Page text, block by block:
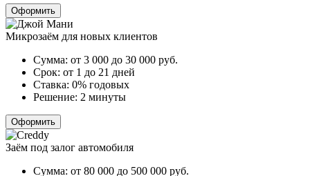
Оформить
Микрозаём для новых клиентов
Сумма: от 3 000 до 30 000 руб.
Срок: от 1 до 21 дней
Ставка: 0% годовых
Решение: 2 минуты
Оформить
Заём под залог автомобиля
Сумма: от 80 000 до 500 000 руб.